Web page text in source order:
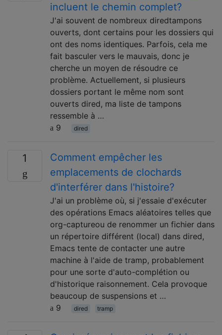
incluent le chemin complet?
J'ai souvent de nombreux diredtampons
ouverts, dont certains pour les dossiers qui
ont des noms identiques. Parfois, cela me
fait basculer vers le mauvais, donc je
cherche un moyen de résoudre ce
problème. Actuellement, si plusieurs
dossiers portant le même nom sont
ouverts dired, ma liste de tampons
ressemble à …
9
dired
1
Comment empêcher les
emplacements de clochards
d'interférer dans l'histoire?
J'ai un problème où, si j'essaie d'exécuter
des opérations Emacs aléatoires telles que
org-captureou de renommer un fichier dans
un répertoire différent (local) dans dired,
Emacs tente de contacter une autre
machine à l'aide de tramp, probablement
pour une sorte d'auto-complétion ou
d'historique raisonnement. Cela provoque
beaucoup de suspensions et …
9
dired tramp